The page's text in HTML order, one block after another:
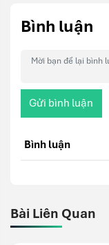
Bình luận
Gửi bình luận
Bình luận
Bài Liên Quan